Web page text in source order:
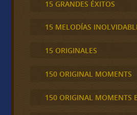
15 GRANDES ÉXITOS
15 MELODÍAS
15 ORIGINALES
150 ORIGINAL MOMENTS
150 ORIGINAL MOMENTS